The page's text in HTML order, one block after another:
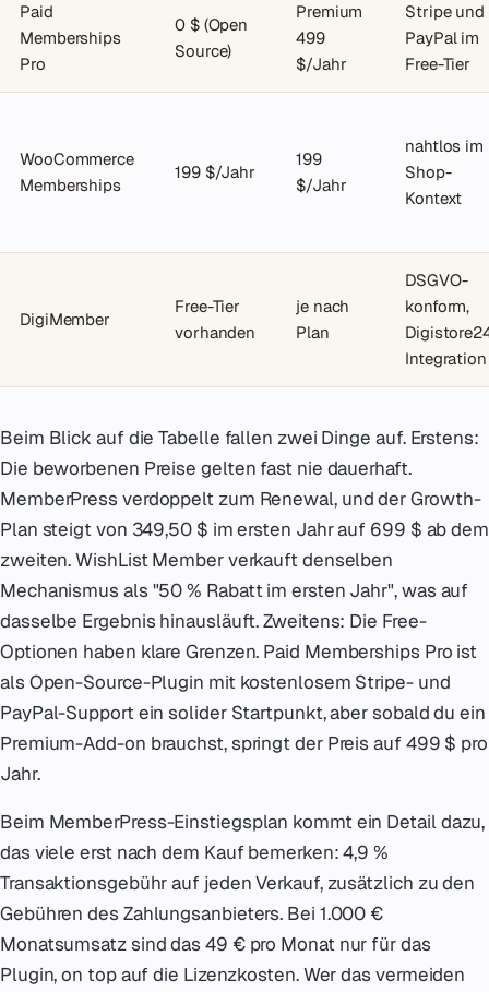
Paid
Memberships
Pro
0 $ (Open
Source)
Premium
499
$/Jahr
Stripe und
PayPal im
Free-Tier
WooCommerce
Memberships
199 $/Jahr
199
$/Jahr
nahtlos im
Shop-
Kontext
DigiMember
Free-Tier
vorhanden
je nach
Plan
DSGVO-
konform,
Integration
Beim Blick auf die Tabelle fallen zwei Dinge auf. Erstens:
Die beworbenen Preise gelten fast nie dauerhaft.
MemberPress verdoppelt zum Renewal, und der Growth-
Plan steigt von 349,50 $ im ersten Jahr auf 699 $ ab dem
zweiten. WishList Member verkauft denselben
Mechanismus als "50 % Rabatt im ersten Jahr", was auf
dasselbe Ergebnis hinausläuft. Zweitens: Die Free-
Optionen haben klare Grenzen. Paid Memberships Pro ist
als Open-Source-Plugin mit kostenlosem Stripe- und
PayPal-Support ein solider Startpunkt, aber sobald du ein
Premium-Add-on brauchst, springt der Preis auf 499 $ pro
Jahr.
Beim MemberPress-Einstiegsplan kommt ein Detail dazu,
das viele erst nach dem Kauf bemerken: 4,9 %
Transaktionsgebühr auf jeden Verkauf, zusätzlich zu den
Gebühren des Zahlungsanbieters. Bei 1.000 €
Monatsumsatz sind das 49 € pro Monat nur für das
Plugin, on top auf die Lizenzkosten. Wer das vermeiden